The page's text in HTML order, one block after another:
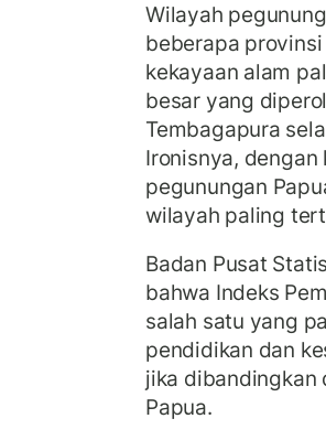
Wilayah
beberapa
kekayaan alam
besar yang
Tembagapura
Ironisnya,
pegunungan
wilayah paling
Badan Pusat
bahwa Indeks
salah satu yang
pendidikan dan
jika dibandingkan
Papua.